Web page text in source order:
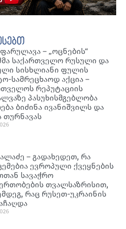
– „ოცნების“
საქართველო რუსული და
სისხლიანი ფულის
სამრეცხაოდ აქცია –
რეპუტაციის
პასუხისმგებლობა
ბიძინა ივანიშვილს და
თურნავას
– გადახედეთ, რა
ევროპული ქვეყნების
სავაჭრო
თვალსაზრისით,
რაც რუსეთ-უკრაინის